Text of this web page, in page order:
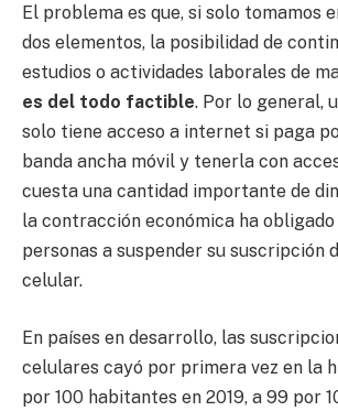
El problema es que, si solo tomamos
dos elementos, la posibilidad de
estudios o actividades laborales de
es del todo factible. Por lo general,
solo tiene acceso a internet si paga
banda ancha móvil y tenerla con
cuesta una cantidad importante de
la contracción económica ha obligado
personas a suspender su suscripción
celular.
En países en desarrollo, las
celulares cayó por primera vez en la
por 100 habitantes en 2019, a 99 por